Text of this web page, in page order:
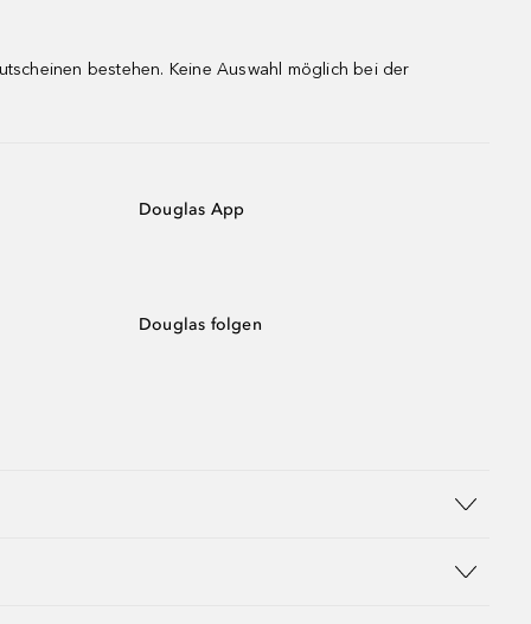
bestehen. Keine Auswahl möglich bei der
Douglas App
Douglas folgen